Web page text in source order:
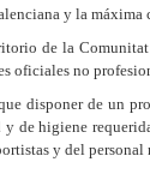
y la máxima
de la
oficiales no
disponer de un
y de higiene
y del